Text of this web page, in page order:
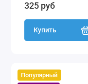
325 руб
Купить
Популярный